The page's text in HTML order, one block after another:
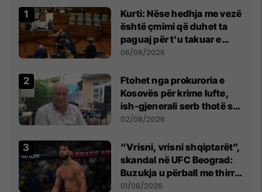
Kurti: Nëse hedhja me vezë
është çmimi që duhet ta
paguaj për t’u takuar e
bashkëbiseduar jam i
06/08/2026
Ftohet nga prokuroria e
Kosovës për krime lufte,
ish-gjenerali serb thotë se
dikush e tradhtoi në
02/08/2026
“Vrisni, vrisni shqiptarët”,
skandal në UFC Beograd:
Buzukja u përball me thirrje
anti-shqiptare nga
01/08/2026